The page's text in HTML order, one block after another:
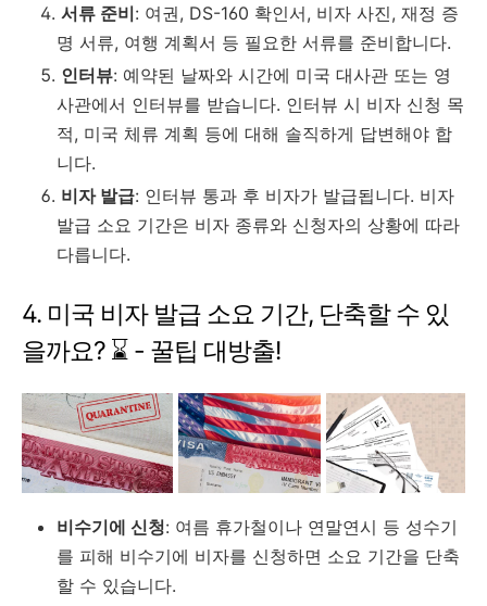
서류 준비: 여권, DS-160 확인서, 비자 사진, 재정 증
명 서류, 여행 계획서 등 필요한 서류를 준비합니다.
인터뷰: 예약된 날짜와 시간에 미국 대사관 또는 영
사관에서 인터뷰를 받습니다. 인터뷰 시 비자 신청 목
적, 미국 체류 계획 등에 대해 솔직하게 답변해야 합
니다.
비자 발급: 인터뷰 통과 후 비자가 발급됩니다. 비자
발급 소요 기간은 비자 종류와 신청자의 상황에 따라
다릅니다.
4. 미국 비자 발급 소요 기간, 단축할 수 있
을까요? ⌛️ - 꿀팁 대방출!
비수기에 신청: 여름 휴가철이나 연말연시 등 성수기
를 피해 비수기에 비자를 신청하면 소요 기간을 단축
할 수 있습니다.